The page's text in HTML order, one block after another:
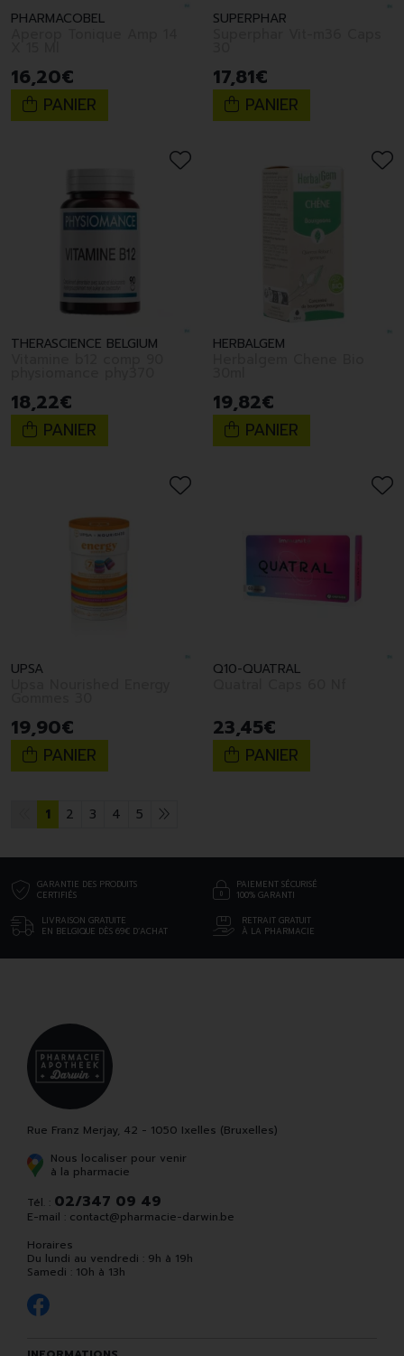
PHARMACOBEL
16,20€
PANIER
SUPERPHAR
17,81€
PANIER
THERASCIENCE BELGIUM
18,22€
PANIER
HERBALGEM
19,82€
PANIER
UPSA
19,90€
PANIER
Q10-QUATRAL
23,45€
PANIER
1 2 3 4 5
GARANTIE DES PRODUITS
CERTIFIÉS
PAIEMENT SÉCURISÉ
100% GARANTI
LIVRAISON GRATUITE
EN BELGIQUE DÈS 69€ D’ACHAT
RETRAIT GRATUIT
À LA PHARMACIE
Rue Franz Merjay, 42 - 1050 Ixelles (Bruxelles)
Nous localiser pour venir
à la pharmacie
Tél. : 02/347 09 49
E-mail : contact@pharmacie-darwin.be
Horaires
Du lundi au vendredi : 9h à 19h
Samedi : 10h à 13h